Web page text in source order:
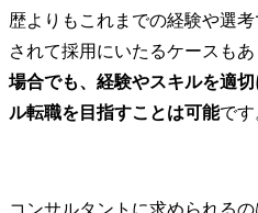
歴よりもこれまでの経験や選
されて採用にいたるケースもあ
場合でも、経験やスキルを適
ル転職を目指すことは可能です
コンサルタントに求められるの